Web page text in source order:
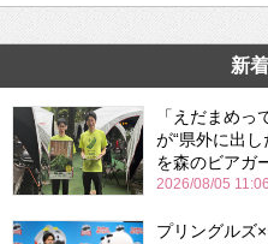
新
「えだまめ
が“県外に出
を森のビアガ
2026/08/05 11:06
プリングルズ